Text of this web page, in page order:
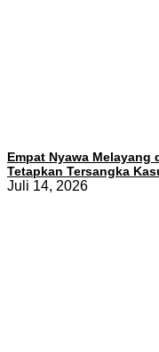
Empat Nyawa Melayang
Tetapkan Tersangka
Juli 14, 2026